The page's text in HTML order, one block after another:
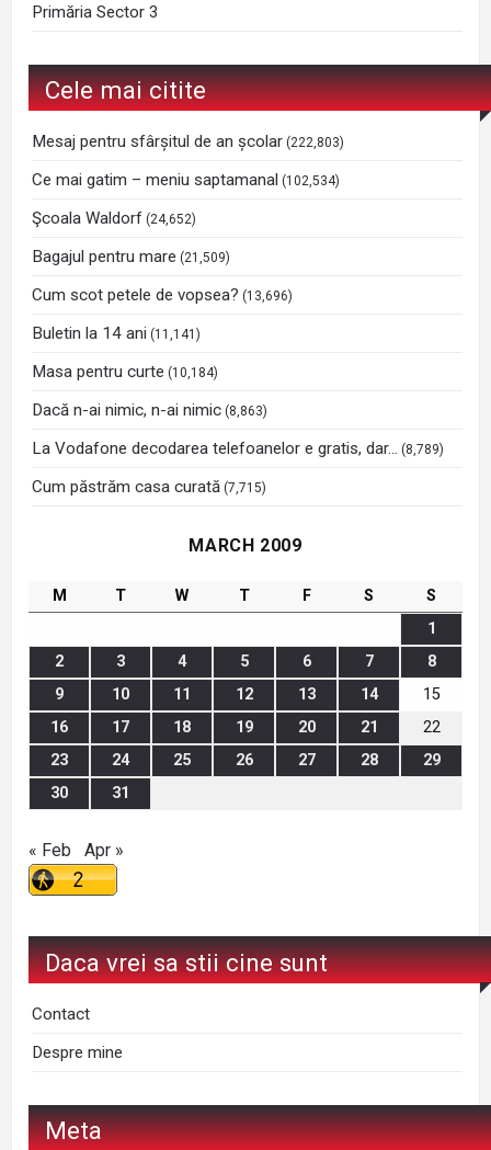
Primăria Sector 3
Cele mai citite
Mesaj pentru sfârșitul de an școlar (222,803)
Ce mai gatim – meniu saptamanal (102,534)
Şcoala Waldorf (24,652)
Bagajul pentru mare (21,509)
Cum scot petele de vopsea? (13,696)
Buletin la 14 ani (11,141)
Masa pentru curte (10,184)
Dacă n-ai nimic, n-ai nimic (8,863)
La Vodafone decodarea telefoanelor e gratis, dar… (8,789)
Cum păstrăm casa curată (7,715)
MARCH 2009
M T W T F S
S
1
2
3 4 5 6 7
8
9
10 11 12 13 14
15
16
17 18 19 20 21
22
23
24 25 26 27 28
29
30
31
« Feb Apr »
Daca vrei sa stii cine sunt
Contact
Despre mine
Meta